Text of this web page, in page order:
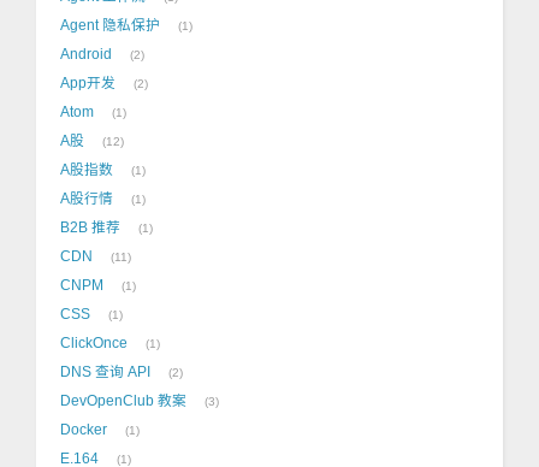
Agent 隐私保护 1
Android 2
App开发 2
Atom 1
A股 12
A股指数 1
A股行情 1
B2B 推荐 1
CDN 11
CNPM 1
CSS 1
ClickOnce 1
DNS 查询 API 2
DevOpenClub 教案 3
Docker 1
E.164 1